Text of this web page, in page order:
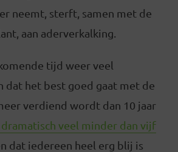
neemt, sterft, samen met de
aan aderverkalking.
tijd weer veel
dat het best goed gaat met de
verdiend wordt dan 10 jaar
dramatisch veel minder dan vijf
dat iedereen heel erg blij is